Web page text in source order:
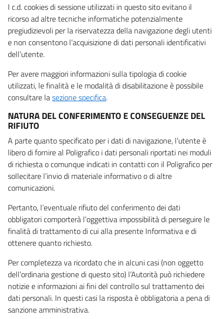
I c.d. cookies di sessione utilizzati in questo sito evitano il
ricorso ad altre tecniche informatiche potenzialmente
pregiudizievoli per la riservatezza della navigazione degli utenti
e non consentono l’acquisizione di dati personali identificativi
dell’utente.
Per avere maggiori informazioni sulla tipologia di cookie
utilizzati, le finalità e le modalità di disabilitazione è possibile
consultare lasezione specifica.
NATURA DEL CONFERIMENTO E CONSEGUENZE DEL
RIFIUTO
A parte quanto specificato per i dati di navigazione, l’utente è
libero di fornire al Poligrafico i dati personali riportati nei moduli
di richiesta o comunque indicati in contatti con il Poligrafico per
sollecitare l’invio di materiale informativo o di altre
comunicazioni.
Pertanto, l’eventuale rifiuto del conferimento dei dati
obbligatori comporterà l’oggettiva impossibilità di perseguire le
finalità di trattamento di cui alla presente Informativa e di
ottenere quanto richiesto.
Per completezza va ricordato che in alcuni casi (non oggetto
dell’ordinaria gestione di questo sito) l’Autorità può richiedere
notizie e informazioni ai fini del controllo sul trattamento dei
dati personali. In questi casi la risposta è obbligatoria a pena di
sanzione amministrativa.